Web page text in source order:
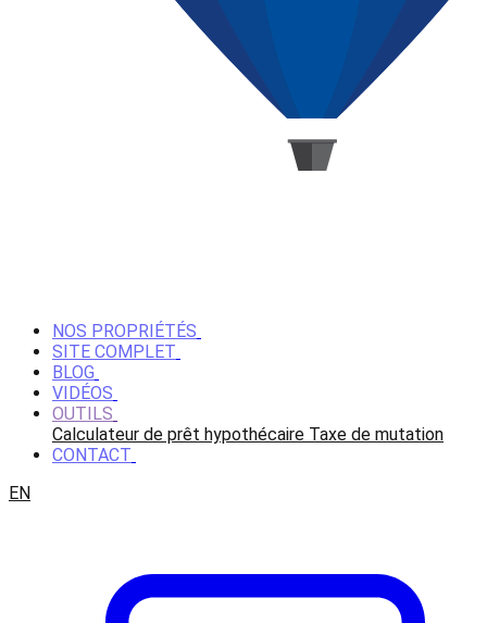
NOS PROPRIÉTÉS
SITE COMPLET
BLOG
VIDÉOS
OUTILS
Calculateur de prêt hypothécaire Taxe de mutation
CONTACT
EN